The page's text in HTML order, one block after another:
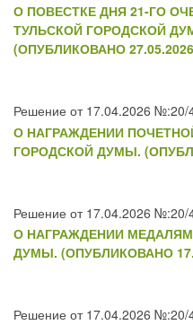
О ПОВЕСТКЕ ДНЯ 21-ГО
ТУЛЬСКОЙ ГОРОДСКОЙ
(ОПУБЛИКОВАНО
Решение от 17.04.2026 №:20/
О НАГРАЖДЕНИИ
ГОРОДСКОЙ ДУМЫ.
Решение от 17.04.2026 №:20/
О НАГРАЖДЕНИИ
ДУМЫ. (ОПУБЛИКОВАНО
Решение от 17.04.2026 №:20/